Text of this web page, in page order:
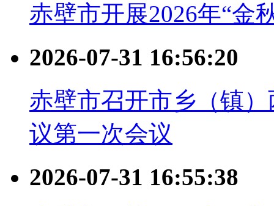
赤壁市开展2026年“金
2026-07-31 16:56:20
赤壁市召开市乡（镇
议第一次会议
2026-07-31 16:55:38